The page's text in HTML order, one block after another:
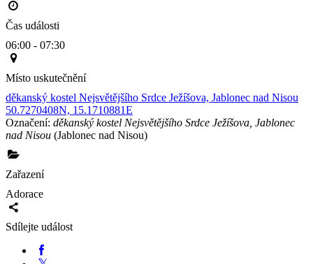
Čas události
06:00 - 07:30
Místo uskutečnění
děkanský kostel Nejsvětějšího Srdce Ježíšova, Jablonec nad Nisou
50.7270408N, 15.1710881E
Označení: děkanský kostel Nejsvětějšího Srdce Ježíšova, Jablonec
nad Nisou (Jablonec nad Nisou)
Zařazení
Adorace
Sdílejte událost